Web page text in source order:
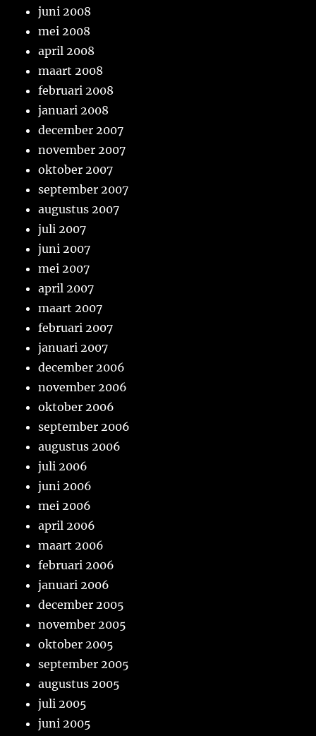
juni 2008
mei 2008
april 2008
maart 2008
februari 2008
januari 2008
december 2007
november 2007
oktober 2007
september 2007
augustus 2007
juli 2007
juni 2007
mei 2007
april 2007
maart 2007
februari 2007
januari 2007
december 2006
november 2006
oktober 2006
september 2006
augustus 2006
juli 2006
juni 2006
mei 2006
april 2006
maart 2006
februari 2006
januari 2006
december 2005
november 2005
oktober 2005
september 2005
augustus 2005
juli 2005
juni 2005